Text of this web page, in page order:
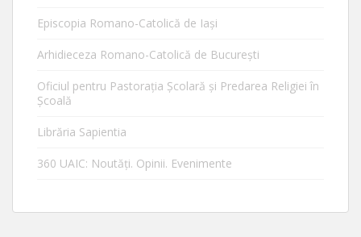
Episcopia Romano-Catolică de Iaşi
Arhidieceza Romano-Catolică de Bucureşti
Oficiul pentru Pastorația Școlară și Predarea Religiei în
Școală
Librăria Sapientia
360 UAIC: Noutăţi. Opinii. Evenimente